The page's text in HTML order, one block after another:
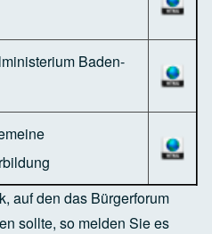
Baden-
auf den das Bürgerforum
sollte, so melden Sie es